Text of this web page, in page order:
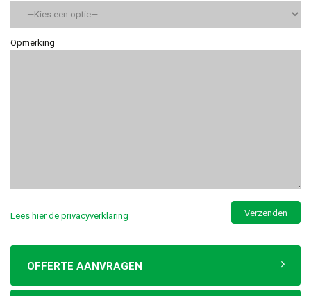
Opmerking
Lees hier de privacyverklaring
OFFERTE AANVRAGEN